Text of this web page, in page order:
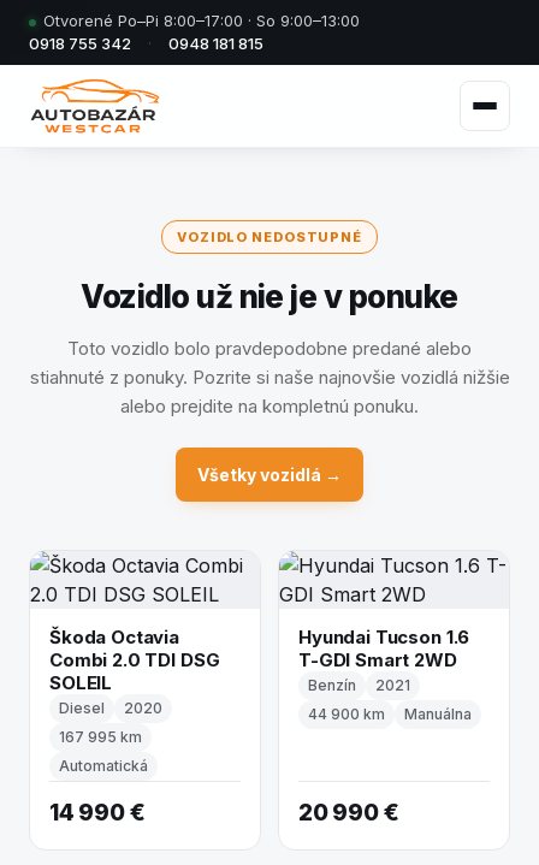
Otvorené Po–Pi 8:00–17:00 · So 9:00–13:00
0918 755 342
· 0948 181 815
VOZIDLO NEDOSTUPNÉ
Vozidlo už nie je v ponuke
Toto vozidlo bolo pravdepodobne predané alebo
stiahnuté z ponuky. Pozrite si naše najnovšie vozidlá nižšie
alebo prejdite na kompletnú ponuku.
Všetky vozidlá →
Škoda Octavia
Combi 2.0 TDI DSG
SOLEIL
Diesel
2020
167 995 km
Automatická
14 990 €
Hyundai Tucson 1.6
T-GDI Smart 2WD
Benzín
2021
44 900 km
Manuálna
20 990 €